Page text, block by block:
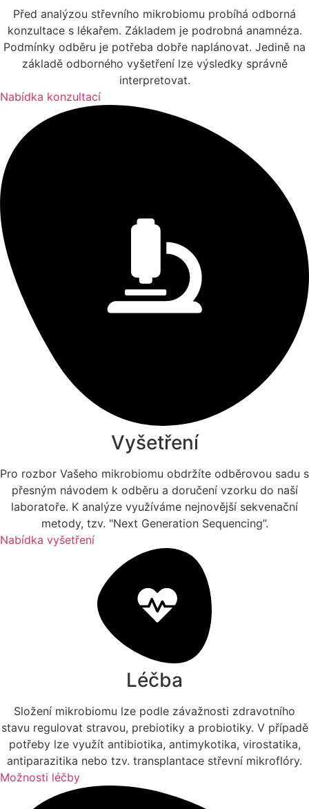
Před analýzou střevního mikrobiomu probíhá odborná
konzultace s lékařem. Základem je podrobná anamnéza.
Podmínky odběru je potřeba dobře naplánovat. Jedině na
základě odborného vyšetření lze výsledky správně
interpretovat.
Nabídka konzultací
Vyšetření
Pro rozbor Vašeho mikrobiomu obdržíte odběrovou sadu s
přesným návodem k odběru a doručení vzorku do naší
laboratoře. K analýze využíváme nejnovější sekvenační
metody, tzv. "Next Generation Sequencing”.
Nabídka vyšetření
Léčba
Složení mikrobiomu lze podle závažnosti zdravotního
stavu regulovat stravou, prebiotiky a probiotiky. V případě
potřeby lze využít antibiotika, antimykotika, virostatika,
antiparazitika nebo tzv. transplantace střevní mikroflóry.
Možnosti léčby